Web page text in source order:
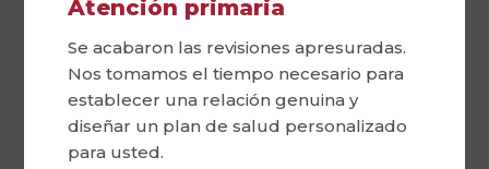
Atención primaria
Se acabaron las revisiones apresuradas.
Nos tomamos el tiempo necesario para
establecer una relación genuina y
diseñar un plan de salud personalizado
para usted.